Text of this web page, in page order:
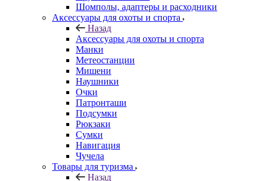
Шомполы, адаптеры и расходники
Аксессуары для охоты и спорта
Назад
Аксессуары для охоты и спорта
Манки
Метеостанции
Мишени
Наушники
Очки
Патронташи
Подсумки
Рюкзаки
Сумки
Навигация
Чучела
Товары для туризма
Назад